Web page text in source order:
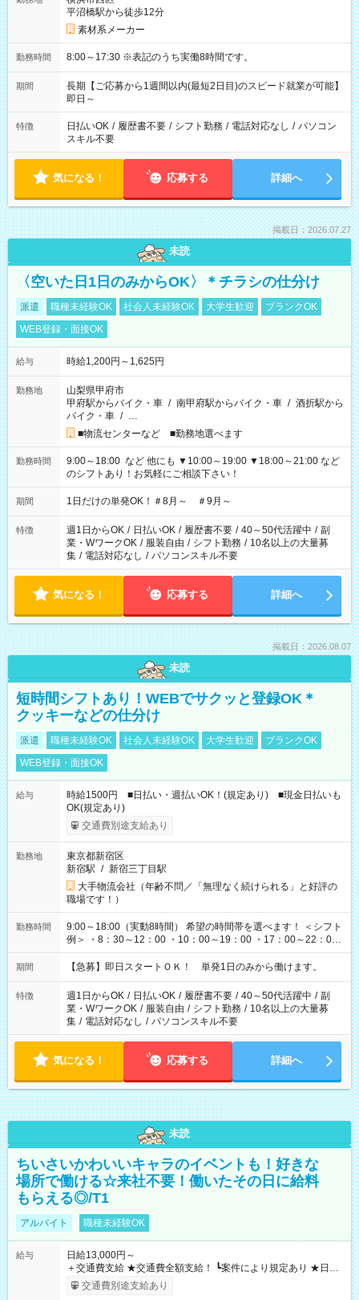
平沼橋駅から徒歩12分
素材系メーカー
勤務時間 8:00～17:30 ※表記のうち実働8時間です。
期間
長期【ご応募から1週間以内(最短2日目)のスピード就業が可能】
即日～
特徴 日払いOK / 履歴書不要 / シフト勤務 / 電話対応なし / パソコン
スキル不要
気になる！ 応募する 詳細へ
掲載日：2026.07.27
未読
〈空いた日1日のみからOK〉＊チラシの仕分け
派遣 職種未経験OK 社会人未経験OK 大学生歓迎
ブランクOK
WEB登録・面接OK
給与 時給1,200円～1,625円
勤務地
山梨県甲府市
甲府駅からバイク・車 / 南甲府駅からバイク・車 / 酒折駅から
バイク・車 / …
■物流センターなど ■勤務地選べます
勤務時間
9:00～18:00 など 他にも ▼10:00～19:00 ▼18:00～21:00 など
のシフトあり！お気軽にご相談下さい！
期間 1日だけの単発OK！＃8月～ ＃9月～
特徴 週1日からOK / 日払いOK / 履歴書不要 / 40～50代活躍中 / 副
業・WワークOK / 服装自由 / シフト勤務 / 10名以上の大量募
集 / 電話対応なし / パソコンスキル不要
気になる！ 応募する 詳細へ
掲載日：2026.08.07
未読
短時間シフトあり！WEBでサクッと登録OK＊
クッキーなどの仕分け
派遣 職種未経験OK 社会人未経験OK 大学生歓迎
ブランクOK
WEB登録・面接OK
給与
時給1500円 ■日払い・週払いOK！(規定あり) ■現金日払いも
OK(規定あり)
交通費別途支給あり
勤務地
東京都新宿区
新宿駅 / 新宿三丁目駅
大手物流会社（年齢不問／「無理なく続けられる」と好評の
職場です！）
勤務時間
9:00～18:00（実動8時間） 希望の時間帯を選べます！ ＜シフト
例＞ ・8：30～12：00 ・10：00～19：00 ・17：00～22：00
・13：00～22：00 ・22：00～翌6：00 など
期間 【急募】即日スタートＯＫ！ 単発1日のみから働けます。
特徴 週1日からOK / 日払いOK / 履歴書不要 / 40～50代活躍中 / 副
業・WワークOK / 服装自由 / シフト勤務 / 10名以上の大量募
集 / 電話対応なし / パソコンスキル不要
気になる！ 応募する 詳細へ
未読
ちいさいかわいいキャラのイベントも！好きな
場所で働ける☆来社不要！働いたその日に給料
もらえる◎/T1
アルバイト 職種未経験OK
給与
日給13,000円～
＋交通費支給 ★交通費全額支給！ ┗案件により規定あり ★日払
いOK！（規定あり） ┗働いたその日に現金GET♪ お仕事後はコ
ンビニATMから 日払い分を引き落とせます！ 【試用期間】試
交通費別途支給あり